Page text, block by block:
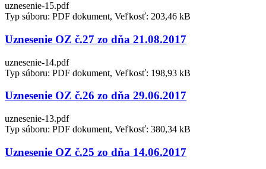
uznesenie-15.pdf
Typ súboru: PDF dokument, Veľkosť: 203,46 kB
Uznesenie OZ č.27 zo dňa 21.08.2017
uznesenie-14.pdf
Typ súboru: PDF dokument, Veľkosť: 198,93 kB
Uznesenie OZ č.26 zo dňa 29.06.2017
uznesenie-13.pdf
Typ súboru: PDF dokument, Veľkosť: 380,34 kB
Uznesenie OZ č.25 zo dňa 14.06.2017